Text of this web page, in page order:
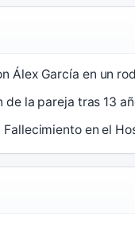
Álex García en un
de la pareja tras 13
en el